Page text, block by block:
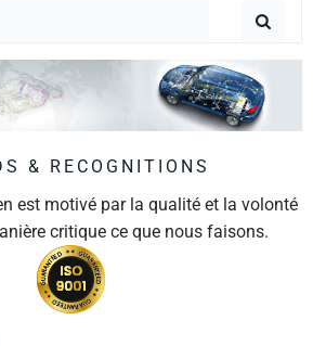
& RECOGNITIONS
est motivé par la qualité et la volonté
critique ce que nous faisons.